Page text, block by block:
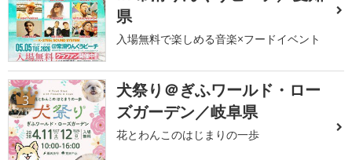
県
入場無料で楽しめる音楽×フードイベント
3
犬祭り＠ぎふワールド・ロー
ズガーデン／岐阜県
花とわんこのはじまりの一歩